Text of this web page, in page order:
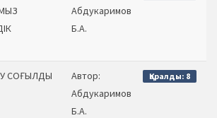
Абдукаримов
Б.А.
СОҒЫЛДЫ
Автор:
Абдукаримов
Б.А.
Қаралды: 8